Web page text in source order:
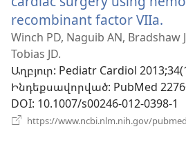
recombinant factor VIIa.
է
Winch PD, Naguib AN, Bradshaw
Tobias JD.
Աղբյուր‎: Pediatr Cardiol
Ինդեքսավորված‎: PubMed
DOI‎: 10.1007/s00246-012-0398-1
https://www.ncbi.nlm.nih.gov/